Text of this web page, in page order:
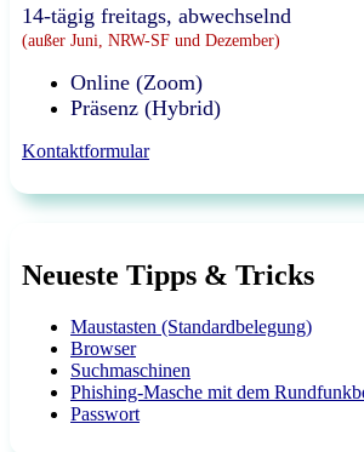
14-tägig freitags, abwechselnd
(außer Juni, NRW-SF und Dezember)
Online (Zoom)
Präsenz (Hybrid)
Kontaktformular
Neueste Tipps & Tricks
Maustasten (Standardbelegung)
Browser
Suchmaschinen
Phishing-Masche mit dem
Passwort